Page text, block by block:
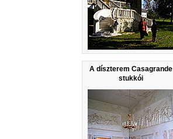
A díszterem Casagrande
stukkói